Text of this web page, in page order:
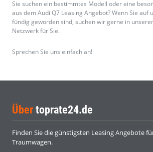
Sie suchen ein bestimmtes Modell oder eine
aus dem Audi Q7 Leasing Angebot? Wenn Sie auf
fündig geworden sind, suchen wir gerne in
Netzwerk für Sie.
Sprechen Sie uns einfach an!
Über toprate24.de
Finden Sie die günstigsten Leasing Angebote
Traumwagen.